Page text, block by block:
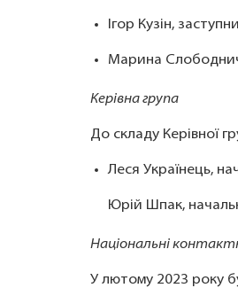
Ігор Кузін,
Марина
Керівна група
До складу Керівної
Леся Українець,
Юрій Шпак,
Національні
У лютому 2023 року